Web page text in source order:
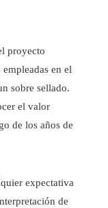
proyecto
en el
sobre sellado.
el valor
de los años de
expectativa
de